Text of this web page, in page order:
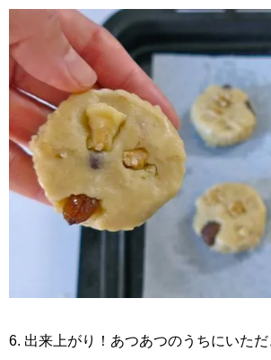
6. 出来上がり！あつあつのうちにいた